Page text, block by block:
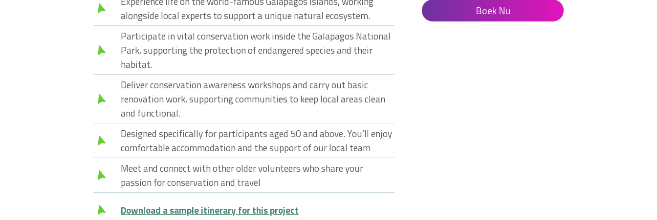
alongside local experts to support a unique natural ecosystem.
Participate in vital conservation work inside the Galapagos National
Park, supporting the protection of endangered species and their
habitat.
Deliver conservation awareness workshops and carry out basic
renovation work, supporting communities to keep local areas clean
and functional.
Designed specifically for participants aged 50 and above. You’ll enjoy
comfortable accommodation and the support of our local team
Meet and connect with other older volunteers who share your
passion for conservation and travel
Download a sample itinerary for this project
Boek Nu